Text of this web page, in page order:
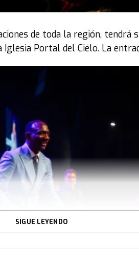
de toda la región, tendrá
Iglesia Portal del Cielo. La
SIGUE LEYENDO